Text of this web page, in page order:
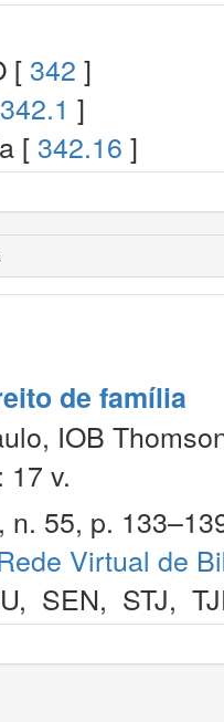
[ 342 ]
342.1 ]
[ 342.16 ]
de família
IOB
v.
55, p.
Virtual de
, SEN, STJ,